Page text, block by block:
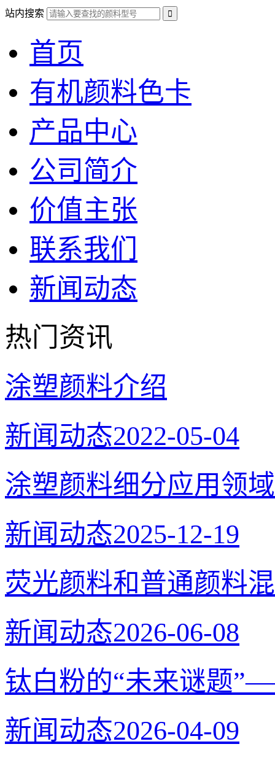
站内搜索
首页
有机颜料色卡
产品中心
公司简介
价值主张
联系我们
新闻动态
热门资讯
涂塑颜料介绍
新闻动态2022-05-04
涂塑颜料细分应用领域
新闻动态2025-12-19
荧光颜料和普通颜料
新闻动态2026-06-08
钛白粉的“未来谜题
新闻动态2026-04-09